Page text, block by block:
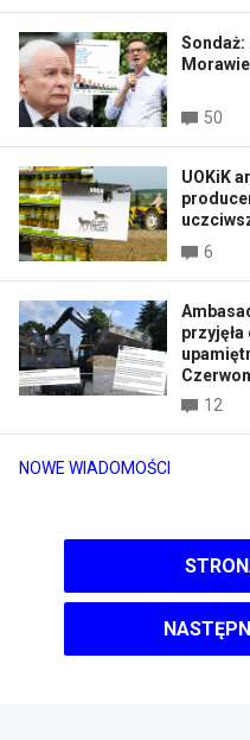
NOWE WIADOMOŚCI
Sondaż:
50
UOKiK
6
12